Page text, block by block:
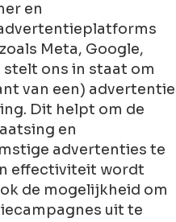
en
Meta, Google,
ons in staat om
van een) advertentie
Dit helpt om de
en
advertenties te
effectiviteit wordt
de mogelijkheid om
uit te